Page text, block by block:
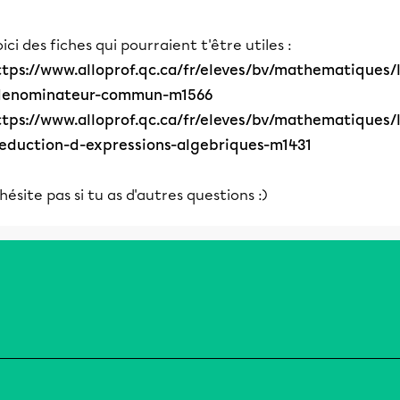
des fiches qui pourraient t'être utiles :
www.alloprof.qc.ca/fr/eleves/bv/mathematiques/
commun-m1566
www.alloprof.qc.ca/fr/eleves/bv/mathematiques/
d-expressions-algebriques-m1431
pas si tu as d'autres questions :)